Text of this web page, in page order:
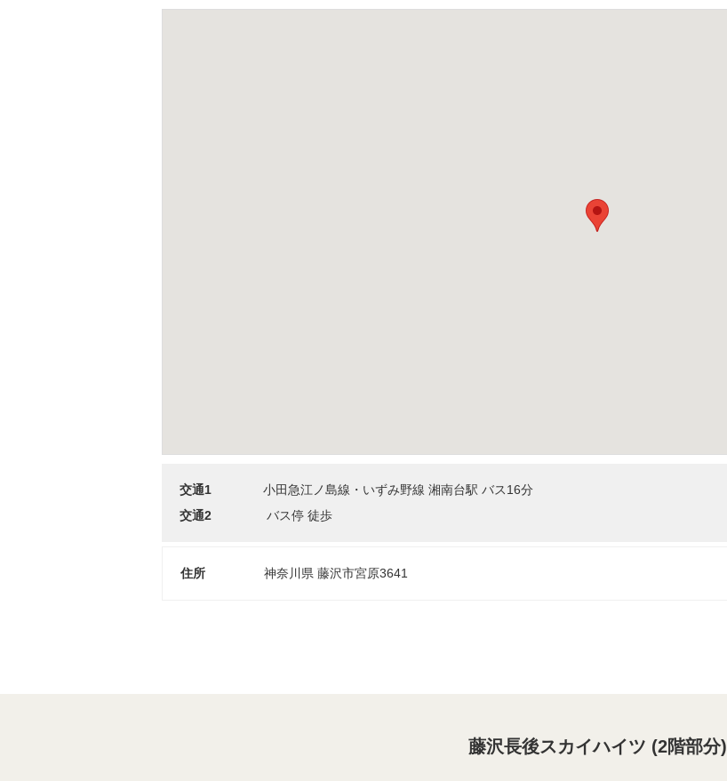
交通1
小田急江ノ島線・いずみ野線 湘南台駅 バス16分
交通2
バス停 徒歩
住所 神奈川県 藤沢市宮原3641
藤沢長後スカイハイツ (2階部分)